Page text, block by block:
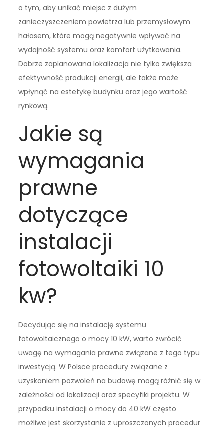
o tym, aby unikać miejsc z dużym
zanieczyszczeniem powietrza lub przemysłowym
hałasem, które mogą negatywnie wpływać na
wydajność systemu oraz komfort użytkowania.
Dobrze zaplanowana lokalizacja nie tylko zwiększa
efektywność produkcji energii, ale także może
wpłynąć na estetykę budynku oraz jego wartość
rynkową.
Jakie są
wymagania
prawne
dotyczące
instalacji
fotowoltaiki 10
kw?
Decydując się na instalację systemu
fotowoltaicznego o mocy 10 kW, warto zwrócić
uwagę na wymagania prawne związane z tego typu
inwestycją. W Polsce procedury związane z
uzyskaniem pozwoleń na budowę mogą różnić się w
zależności od lokalizacji oraz specyfiki projektu. W
przypadku instalacji o mocy do 40 kW często
możliwe jest skorzystanie z uproszczonych procedur